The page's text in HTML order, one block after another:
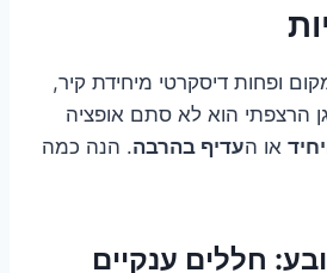
ופחות דיסקרטי מיחידת קיר,
הרצפתי הוא לא סתם אופציה
יחיד או העדיף בהרבה. הנה כמה
חללים ענקיים